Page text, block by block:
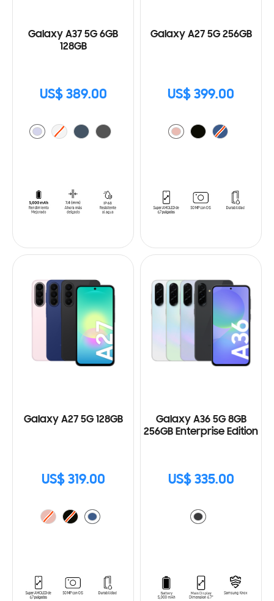
Galaxy A37 5G 6GB
128GB
US$ 389.00
Galaxy A27 5G 256GB
US$ 399.00
Galaxy A27 5G 128GB
US$ 319.00
Galaxy A36 5G 8GB
256GB Enterprise Edition
US$ 335.00